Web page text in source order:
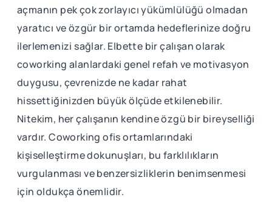
açmanın pek çok zorlayıcı yükümlülüğü olmadan
yaratıcı ve özgür bir ortamda hedeflerinize doğru
ilerlemenizi sağlar. Elbette bir çalışan olarak
coworking alanlardaki genel refah ve motivasyon
duygusu, çevrenizde ne kadar rahat
hissettiğinizden büyük ölçüde etkilenebilir.
Nitekim, her çalışanın kendine özgü bir bireyselliği
vardır. Coworking ofis ortamlarındaki
kişiselleştirme dokunuşları, bu farklılıkların
vurgulanması ve benzersizliklerin benimsenmesi
için oldukça önemlidir.